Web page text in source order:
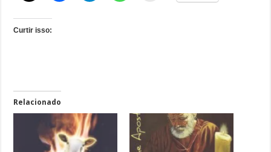
Curtir isso:
Relacionado